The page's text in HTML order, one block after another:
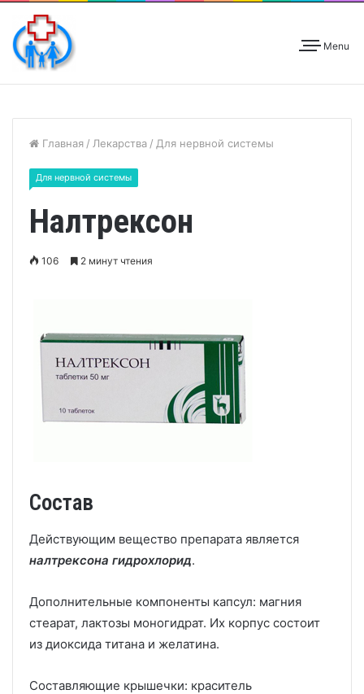
Menu
Главная / Лекарства / Для нервной системы
Для нервной системы
Налтрексон
106 2 минут чтения
Состав
Действующим вещество препарата является
налтрексона гидрохлорид.
Дополнительные компоненты капсул: магния
стеарат, лактозы моногидрат. Их корпус состоит
из диоксида титана и желатина.
Составляющие крышечки: краситель